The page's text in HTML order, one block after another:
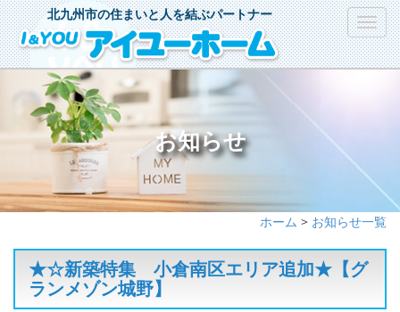
北九州市の住まいと人を結ぶパートナー
お知らせ
ホーム > お知らせ一覧
★☆新築特集 小倉南区エリア追加★【グ
ランメゾン城野】